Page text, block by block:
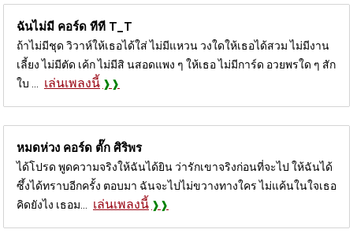
ฉันไม่มี คอร์ด ทีที T_T
ถ้าไม่มีชุด วิวาห์ให้เธอได้ใส่ ไม่มีแหวน วงใดให้เธอได้สวม ไม่มีงาน
เลี้ยง ไม่มีตัด เค้ก ไม่มีสิ นสอดแพง ๆ ให้เธอ ไม่มีการ์ด อวยพรใด ๆ สัก
ใบ ... เล่นเพลงนี้
หมดห่วง คอร์ด ตั๊ก ศิริพร
ได้โปรด พูดความจริงให้ฉันได้ยิน ว่ารักเขาจริงก่อนที่จะไป ให้ฉันได้
ซึ้งได้ทราบอีกครั้ง ตอบมา ฉันจะไปไม่ขวางทางใคร ไม่แค้นในใจเธอ
คิดยังไง เธอม... เล่นเพลงนี้